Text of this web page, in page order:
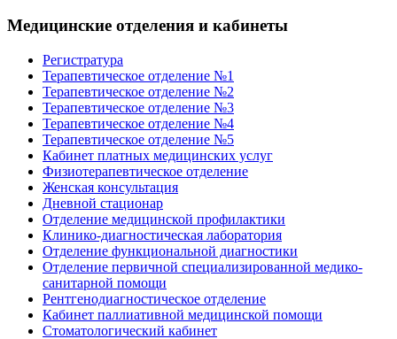
Медицинские отделения и кабинеты
Регистратура
Терапевтическое отделение №1
Терапевтическое отделение №2
Терапевтическое отделение №3
Терапевтическое отделение №4
Терапевтическое отделение №5
Кабинет платных медицинских услуг
Физиотерапевтическое отделение
Женская консультация
Дневной стационар
Отделение медицинской профилактики
Клинико-диагностическая лаборатория
Отделение функциональной диагностики
Отделение первичной специализированной медико-
санитарной помощи
Рентгенодиагностическое отделение
Кабинет паллиативной медицинской помощи
Стоматологический кабинет